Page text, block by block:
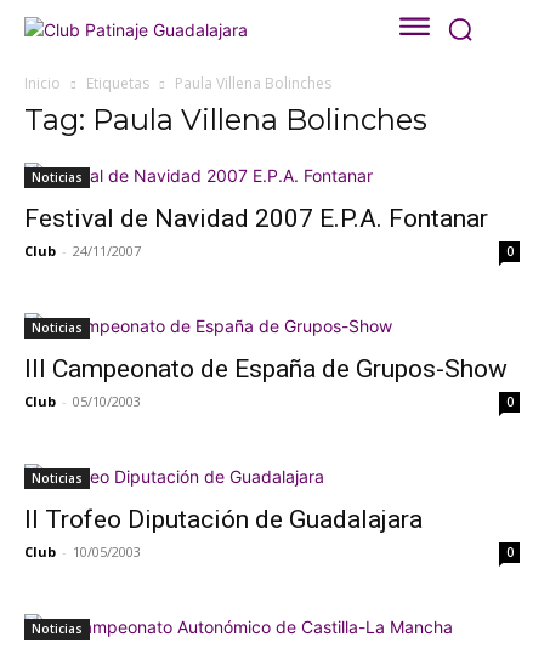
Inicio Etiquetas Paula Villena Bolinches
Tag: Paula Villena Bolinches
Noticias
Festival de Navidad 2007 E.P.A. Fontanar
Club - 24/11/2007 0
Noticias
III Campeonato de España de Grupos-Show
Club - 05/10/2003 0
Noticias
II Trofeo Diputación de Guadalajara
Club - 10/05/2003 0
Noticias